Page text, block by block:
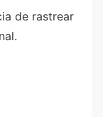
de rastrear